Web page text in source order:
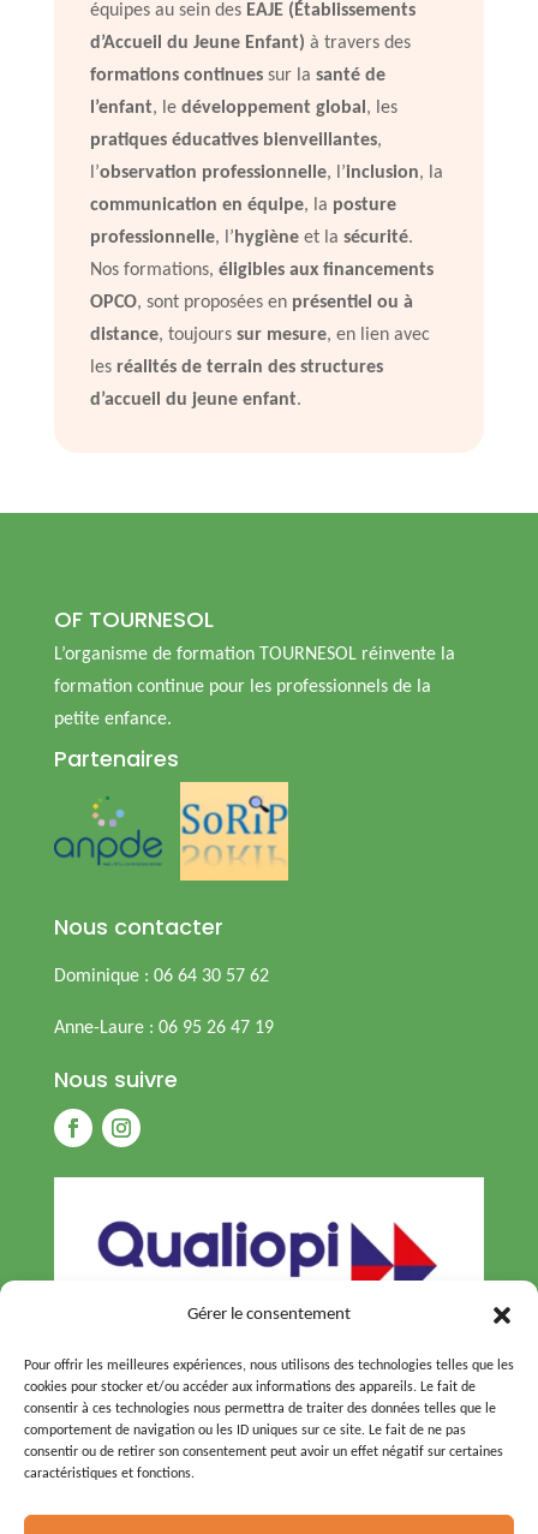
Gérer le consentement
Pour offrir les meilleures expériences, nous utilisons des technologies telles que les
cookies pour stocker et/ou accéder aux informations des appareils. Le fait de
consentir à ces technologies nous permettra de traiter des données telles que le
comportement de navigation ou les ID uniques sur ce site. Le fait de ne pas
consentir ou de retirer son consentement peut avoir un effet négatif sur certaines
caractéristiques et fonctions.
équipes au sein des EAJE (Établissements
d’Accueil du Jeune Enfant) à travers des
formations continuessur la santé de
l’enfant, le développement global , les
pratiques éducatives bienveillantes,
l’observation professionnelle, l’inclusion, la
communication en équipe, la posture
professionnelle, l’ hygièneet la sécurité.
Nos formations, éligibles aux financements
OPCO, sont proposées en présentiel ou à
distance, toujours sur mesure, en lien avec
les réalités de terrain des structures
d’accueil du jeune enfant.
OF TOURNESOL
L’organisme de formation TOURNESOL réinvente la
formation continue pour les professionnels de la
petite enfance.
Partenaires
Nous contacter
Dominique : 06 64 30 57 62
Anne-Laure : 06 95 26 47 19
Nous suivre